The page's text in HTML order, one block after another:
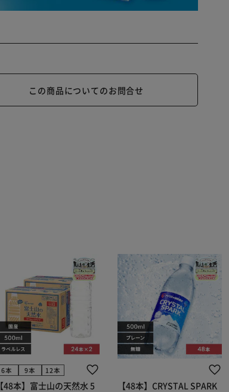
この商品についてのお問合せ
6本 9本 12本
【48本】富士山の天然水 5
【48本】CRYSTAL SPARK